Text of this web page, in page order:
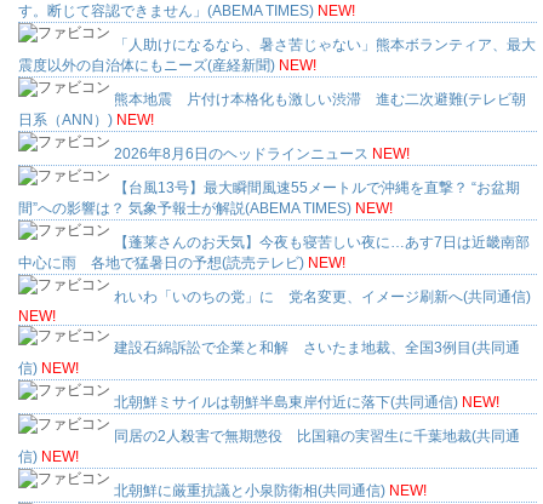
す。断じて容認できません」(ABEMA TIMES) NEW!
「人助けになるなら、暑さ苦じゃない」熊本ボランティア、最大
震度以外の自治体にもニーズ(産経新聞) NEW!
熊本地震 片付け本格化も激しい渋滞 進む二次避難(テレビ朝
日系（ANN）) NEW!
2026年8月6日のヘッドラインニュース NEW!
【台風13号】最大瞬間風速55メートルで沖縄を直撃？ “お盆期
間”への影響は？ 気象予報士が解説(ABEMA TIMES) NEW!
【蓬莱さんのお天気】今夜も寝苦しい夜に…あす7日は近畿南部
中心に雨 各地で猛暑日の予想(読売テレビ) NEW!
れいわ「いのちの党」に 党名変更、イメージ刷新へ(共同通信)
NEW!
建設石綿訴訟で企業と和解 さいたま地裁、全国3例目(共同通
信) NEW!
北朝鮮ミサイルは朝鮮半島東岸付近に落下(共同通信) NEW!
同居の2人殺害で無期懲役 比国籍の実習生に千葉地裁(共同通
信) NEW!
北朝鮮に厳重抗議と小泉防衛相(共同通信) NEW!